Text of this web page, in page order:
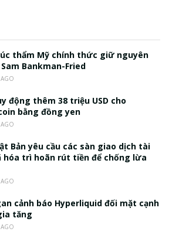
thẩm Mỹ chính thức giữ nguyên
Bankman-Fried
động thêm 38 triệu USD cho
bằng đồng yen
Bản yêu cầu các sàn giao dịch tài
hóa trì hoãn rút tiền để chống lừa
cảnh báo Hyperliquid đối mặt cạnh
tăng